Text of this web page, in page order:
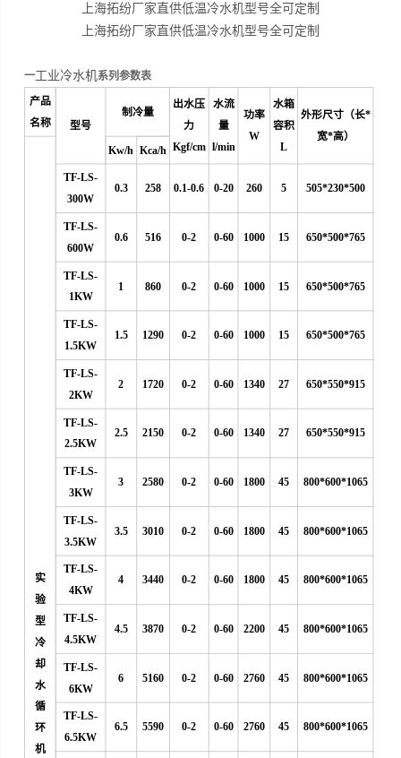
上海拓纷厂家直供低温冷水机型号全可定制
上海拓纷厂家直供低温冷水机型号全可定制
一工业冷水机系列参数表
产品
名称
型号
制冷量
出水压
力
Kgf/cm
水流
量
l/min
功率
W
水箱
容积
L
外形尺寸（长*
宽*高）
实
验
型
冷
却
水
循
环
机
Kw/h Kca/h
TF-LS-
300W
0.3 258 0.1-0.6 0-20 260 5 505*230*500
TF-LS-
600W
0.6 516 0-2 0-60 1000 15 650*500*765
TF-LS-
1KW
1 860 0-2 0-60 1000 15 650*500*765
TF-LS-
1.5KW
1.5 1290 0-2 0-60 1000 15 650*500*765
TF-LS-
2KW
2 1720 0-2 0-60 1340 27 650*550*915
TF-LS-
2.5KW
2.5 2150 0-2 0-60 1340 27 650*550*915
TF-LS-
3KW
3 2580 0-2 0-60 1800 45 800*600*1065
TF-LS-
3.5KW
3.5 3010 0-2 0-60 1800 45 800*600*1065
TF-LS-
4KW
4 3440 0-2 0-60 1800 45 800*600*1065
TF-LS-
4.5KW
4.5 3870 0-2 0-60 2200 45 800*600*1065
TF-LS-
6KW
6 5160 0-2 0-60 2760 45 800*600*1065
TF-LS-
6.5KW
6.5 5590 0-2 0-60 2760 45 800*600*1065